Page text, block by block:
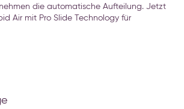
die automatische Aufteilung. Jetzt
Air mit Pro Slide Technology für